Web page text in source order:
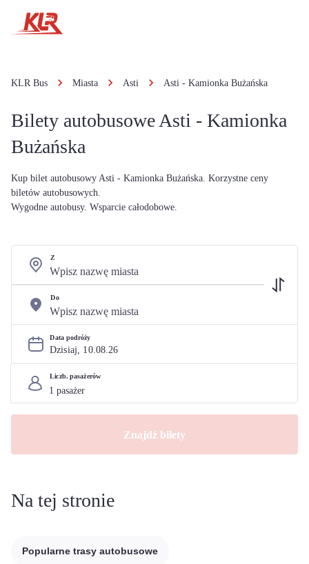
KLR Bus Miasta Asti Asti - Kamionka Bużańska
Bilety autobusowe Asti - Kamionka
Bużańska
Kup bilet autobusowy Asti - Kamionka Bużańska. Korzystne ceny
biletów autobusowych.
Wygodne autobusy. Wsparcie całodobowe.
Z
Do
Data podróży
Dzisiaj, 10.08.26
Liczb. pasażerów
Znajdź bilety
Na tej stronie
Popularne trasy autobusowe